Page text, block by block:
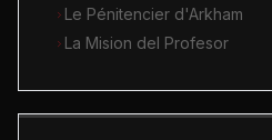
Le Pénitencier d'Arkham
La Mision del Profesor